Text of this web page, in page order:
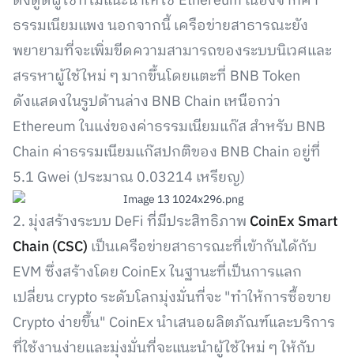
ธรรมเนียมแพง นอกจากนี้ เครือข่ายสาธารณะยัง
พยายามที่จะเพิ่มขีดความสามารถของระบบนิเวศและ
สรรหาผู้ใช้ใหม่ ๆ มากขึ้นโดยแตะที่ BNB Token
ดังแสดงในรูปด้านล่าง BNB Chain เหนือกว่า
Ethereum ในแง่ของค่าธรรมเนียมแก๊ส สำหรับ BNB
Chain ค่าธรรมเนียมแก๊สปกติของ BNB Chain อยู่ที่
5.1 Gwei (ประมาณ 0.03214 เหรียญ)
2. มุ่งสร้างระบบ DeFi ที่มีประสิทธิภาพ CoinEx Smart
Chain (CSC) เป็นเครือข่ายสาธารณะที่เข้ากันได้กับ
EVM ซึ่งสร้างโดย CoinEx ในฐานะที่เป็นการแลก
เปลี่ยน crypto ระดับโลกมุ่งมั่นที่จะ "ทำให้การซื้อขาย
Crypto ง่ายขึ้น" CoinEx นำเสนอผลิตภัณฑ์และบริการ
ที่ใช้งานง่ายและมุ่งมั่นที่จะแนะนำผู้ใช้ใหม่ ๆ ให้กับ